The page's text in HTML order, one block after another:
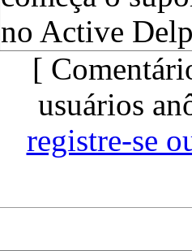
no Active
[
usuários
registre-se